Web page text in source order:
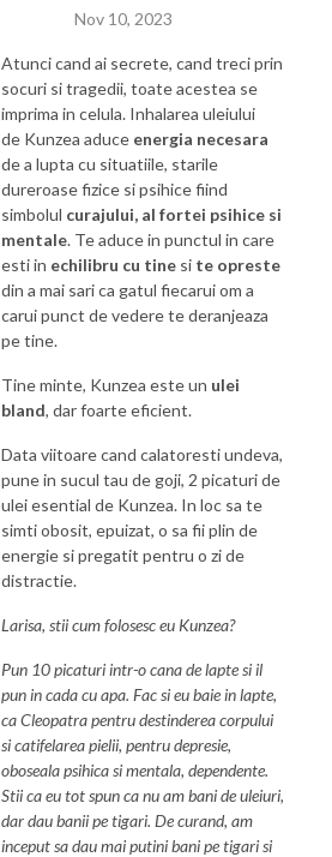
Nov 10, 2023
Atunci cand ai secrete, cand treci prin
socuri si tragedii, toate acestea se
imprima in celula. Inhalarea uleiului
de Kunzea aduce energia necesara
de a lupta cu situatiile, starile
dureroase fizice si psihice fiind
simbolul curajului, al fortei psihice si
mentale. Te aduce in punctul in care
esti in echilibru cu tine si te opreste
din a mai sari ca gatul fiecarui om a
carui punct de vedere te deranjeaza
pe tine.
Tine minte, Kunzea este un ulei
bland, dar foarte eficient.
Data viitoare cand calatoresti undeva,
pune in sucul tau de goji, 2 picaturi de
ulei esential de Kunzea. In loc sa te
simti obosit, epuizat, o sa fii plin de
energie si pregatit pentru o zi de
distractie.
Larisa, stii cum folosesc eu Kunzea?
Pun 10 picaturi intr-o cana de lapte si il
pun in cada cu apa. Fac si eu baie in lapte,
ca Cleopatra pentru destinderea corpului
si catifelarea pielii, pentru depresie,
oboseala psihica si mentala, dependente.
Stii ca eu tot spun ca nu am bani de uleiuri,
dar dau banii pe tigari. De curand, am
inceput sa dau mai putini bani pe tigari si